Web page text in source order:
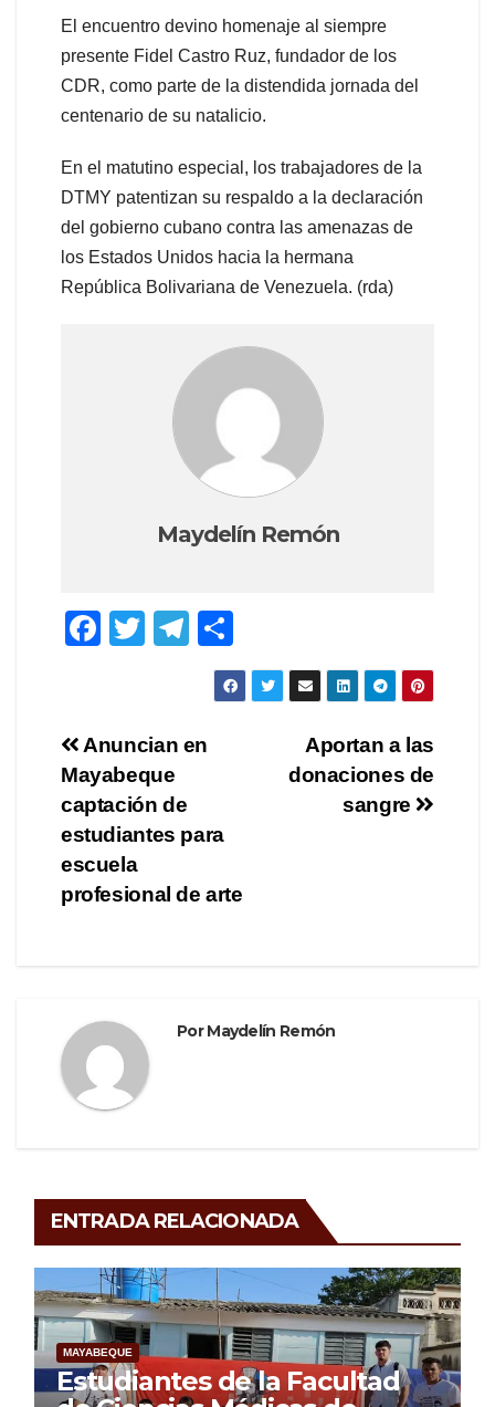
El encuentro devino homenaje al siempre
presente Fidel Castro Ruz, fundador de los
CDR, como parte de la distendida jornada del
centenario de su natalicio.
En el matutino especial, los trabajadores de la
DTMY patentizan su respaldo a la declaración
del gobierno cubano contra las amenazas de
los Estados Unidos hacia la hermana
República Bolivariana de Venezuela. (rda)
Maydelín Remón
F
e
b
o
o
k
T
er
T
el
gr
o
m
Navegación
de
entradas
Aportan a las
donaciones de
sangre
Anuncian en
Mayabeque
captación de
estudiantes para
escuela
profesional de arte
PorMaydelín Remón
ENTRADA RELACIONADA
MAYABEQUE
Estudiantes de la Facultad